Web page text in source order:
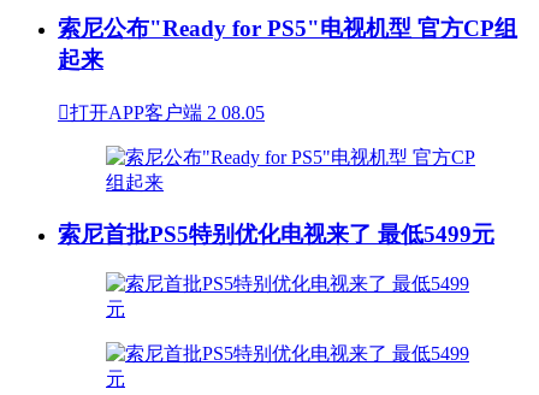
索尼公布"Ready for PS5"电视机型 官方CP组
起来
打开APP客户端 2 08.05
索尼首批PS5特别优化电视来了 最低5499元